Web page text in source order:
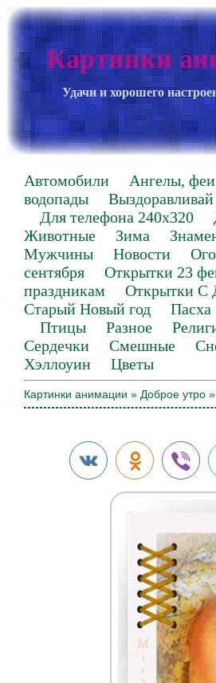
Картинки
Удачи и хорошего
Автомобили Ангелы, феи
водопады
Выздоравливай
Для телефона 240х320
Животные
Зима
Мужчины
Новости
сентября
Открытки 23
праздникам
Открытки С
Старый Новый год
Пасха
Птицы
Разное
Сердечки
Смешные
Хэллоуин
Цветы
Картинки анимации » Доброе утро